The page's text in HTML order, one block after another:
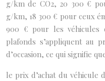
g/km de CO2, 20 300 €
g/km, 18 300 € pour ceux
900 € pour les véhicules
plafonds s’appliquent au
d’occasion, ce qui signifie
le prix d’achat du véhicule